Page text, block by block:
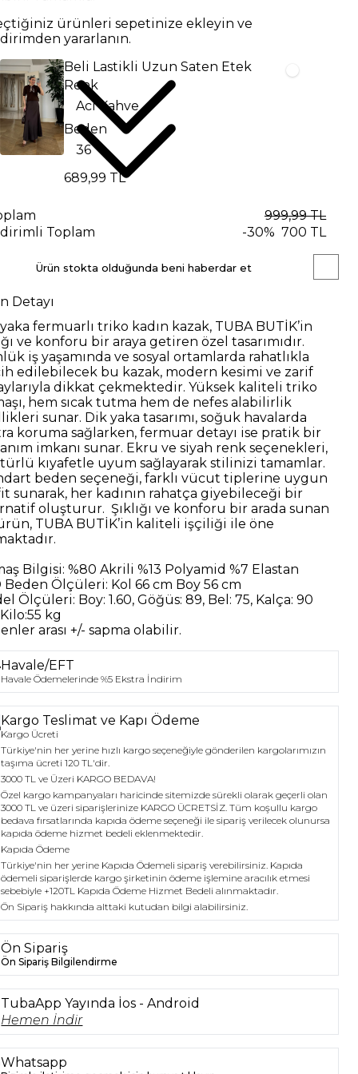
ürünleri sepetinize ekleyin ve
yararlanın.
Beli Lastikli Uzun Saten Etek
Renk
Beden
689,99 TL
999,99 TL
Toplam
-30% 700 TL
Ürün stokta olduğunda beni haberdar et
Detayı
fermuarlı triko kadın kazak, TUBA BUTİK’in
ve konforu bir araya getiren özel tasarımıdır.
iş yaşamında ve sosyal ortamlarda rahatlıkla
edilebilecek bu kazak, modern kesimi ve zarif
dikkat çekmektedir. Yüksek kaliteli triko
hem sıcak tutma hem de nefes alabilirlik
sunar. Dik yaka tasarımı, soğuk havalarda
koruma sağlarken, fermuar detayı ise pratik bir
imkanı sunar. Ekru ve siyah renk seçenekleri,
kıyafetle uyum sağlayarak stilinizi tamamlar.
beden seçeneği, farklı vücut tiplerine uygun
sunarak, her kadının rahatça giyebileceği bir
oluşturur. Şıklığı ve konforu bir arada sunan
TUBA BUTİK’in kaliteli işçiliği ile öne
Bilgisi:%80 Akrili %13 Polyamid %7 Elastan
Beden Ölçüleri: Kol 66 cm Boy 56 cm
Ölçüleri: Boy: 1.60, Göğüs: 89, Bel: 75, Kalça: 90
kg
arası +/- sapma olabilir.
Havale/EFT
Havale Ödemelerinde %5 Ekstra İndirim
Kargo Teslimat ve Kapı Ödeme
Kargo Ücreti
Türkiye'nin her yerine hızlı kargo seçeneğiyle gönderilen kargolarımızın
taşıma ücreti 120 TL'dir.
3000 TL ve Üzeri KARGO BEDAVA!
Özel kargo kampanyaları haricinde sitemizde sürekli olarak geçerli olan
3000 TL ve üzeri siparişlerinize KARGO ÜCRETSİZ. Tüm koşullu kargo
bedava fırsatlarında kapıda ödeme seçeneği ile sipariş verilecek olunursa
kapıda ödeme hizmet bedeli eklenmektedir.
Kapıda Ödeme
Türkiye'nin her yerine Kapıda Ödemeli sipariş verebilirsiniz. Kapıda
ödemeli siparişlerde kargo şirketinin ödeme işlemine aracılık etmesi
sebebiyle +120TL Kapıda Ödeme Hizmet Bedeli alınmaktadır.
Ön Sipariş hakkında alttaki kutudan bilgi alabilirsiniz.
Ön Sipariş
Ön Sipariş Bilgilendirme
TubaApp Yayında İos - Android
Hemen İndir
Whatsapp